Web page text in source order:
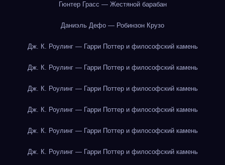
Гюнтер Грасс — Жестяной барабан
Даниэль Дефо — Робинзон Крузо
Дж. К. Роулинг — Гарри Поттер и философский камень
Дж. К. Роулинг — Гарри Поттер и философский камень
Дж. К. Роулинг — Гарри Поттер и философский камень
Дж. К. Роулинг — Гарри Поттер и философский камень
Дж. К. Роулинг — Гарри Поттер и философский камень
Дж. К. Роулинг — Гарри Поттер и философский камень